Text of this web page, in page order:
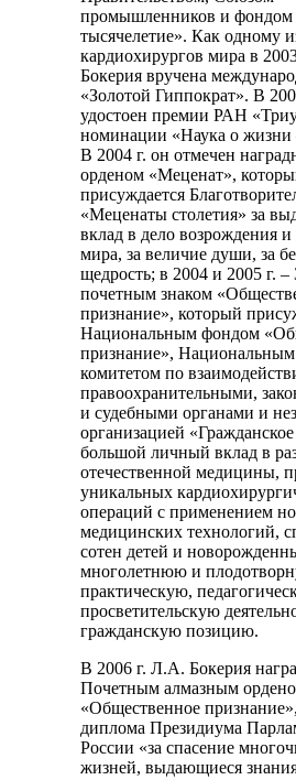
промышленников и фондом
тысячелетие». Как одному
кардиохирургов мира в
Бокерия вручена
«Золотой Гиппократ». В
удостоен премии РАН
номинации «Наука о жизни
В 2004 г. он отмечен
орденом «Меценат»,
присуждается
«Меценаты столетия» за
вклад в дело возрождения
мира, за величие души, за
щедрость; в 2004 и 2005 г.
почетным знаком
признание», который
Национальным фондом
признание»,
комитетом по
правоохранительными,
и судебными органами и
организацией
большой личный вклад в
отечественной медицины,
уникальных
операций с применением
медицинских технологий,
сотен детей и
многолетнюю и
практическую,
просветительскую
гражданскую позицию.
В 2006 г. Л.А. Бокерия
Почетным алмазным
«Общественное
диплома Президиума
России «за спасение
жизней, выдающиеся